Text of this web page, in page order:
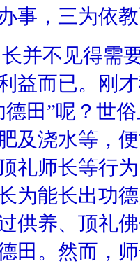
事，三为依教
不见得需要
益而已。刚
德田”呢？世
及浇水等，
礼师长等行
为能长出功
供养、顶礼
田。然而，